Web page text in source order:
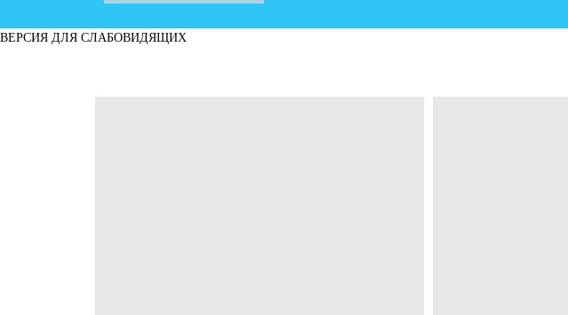
ВЕРСИЯ ДЛЯ СЛАБОВИДЯЩИХ